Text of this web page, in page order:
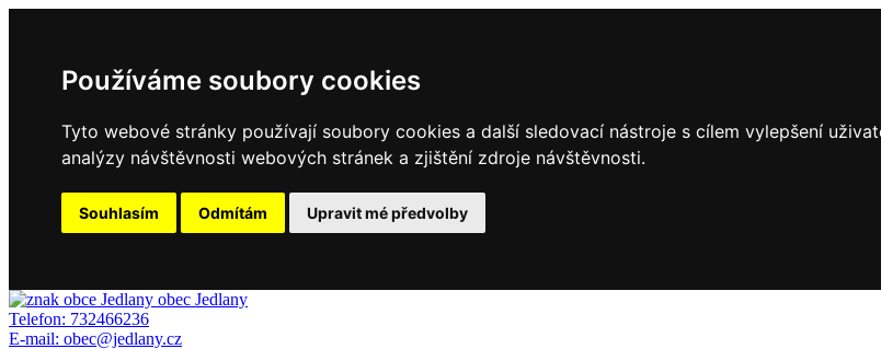
Používáme soubory cookies
Tyto webové stránky používají soubory cookies a další sledovací nástroje s cílem vylepšení
analýzy návštěvnosti webových stránek a zjištění zdroje návštěvnosti.
Souhlasím Odmítám Upravit mé předvolby
obec Jedlany
Telefon: 732466236
E-mail: obec@jedlany.cz